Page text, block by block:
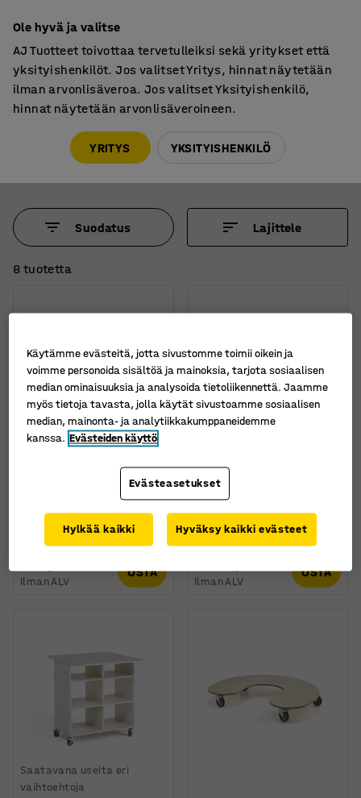
Leikkipöydät
Suodatus Lajittele
8 tuotetta
Saatavana useita eri
Leikkipöytä MINNA, 4
lokeroa, 450x800x730
mm, valkoinen
Tuotenumero:350015
Ilman ALV
OSTA
Monitoimipöytä MOLLY
Tuotenumero
Ilman ALV
OSTA
Saatavana useita eri
vaihtoehtoja
Ole hyvä ja valitse
AJ Tuotteet toivottaa tervetulleiksi sekä yritykset että
yksityishenkilöt. Jos valitset Yritys, hinnat näytetään
ilman arvonlisäveroa. Jos valitset Yksityishenkilö,
hinnat näytetään arvonlisäveroineen.
YRITYS YKSITYISHENKILÖ
Käytämme evästeitä, jotta sivustomme toimii oikein ja
voimme personoida sisältöä ja mainoksia, tarjota sosiaalisen
median ominaisuuksia ja analysoida tietoliikennettä. Jaamme
myös tietoja tavasta, jolla käytät sivustoamme sosiaalisen
median, mainonta- ja analytiikkakumppaneidemme
kanssa. Evästeiden käyttö
Evästeasetukset
Hylkää kaikki Hyväksy kaikki evästeet